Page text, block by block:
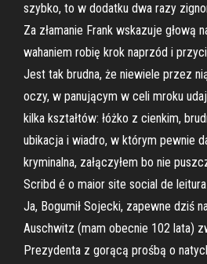
szybko, to w dodatku dwa razy
Za złamanie Frank wskazuje głową
wahaniem robię krok naprzód i
Jest tak brudna, że niewiele przez
oczy, w panującym w celi mroku
kilka kształtów: łóżko z cienkim,
ubikacja i wiadro, w którym pewnie
kryminalna, załączyłem bo nie
Scribd é o maior site social de
Ja, Bogumił Sojecki, zapewne dziś
Auschwitz (mam obecnie 102 lata)
Prezydenta z gorącą prośbą o